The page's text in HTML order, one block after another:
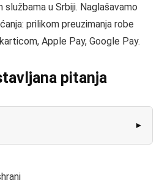
u Srbiji. Naglašavamo
prilikom preuzimanja robe
Apple Pay, Google Pay.
pitanja